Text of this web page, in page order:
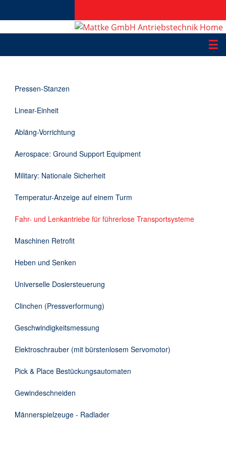
☰
Applikationen
Informationen
Downloads
Kontakt
Pressen-Stanzen
Linear-Einheit
Abläng-Vorrichtung
Aerospace: Ground Support Equipment
Military: Nationale Sicherheit
Temperatur-Anzeige auf einem Turm
Fahr- und Lenkantriebe für führerlose Transportsysteme
Maschinen Retrofit
Heben und Senken
Universelle Dosiersteuerung
Clinchen (Pressverformung)
Geschwindigkeitsmessung
Elektroschrauber (mit bürstenlosem Servomotor)
Pick & Place Bestückungsautomaten
Gewindeschneiden
Männerspielzeuge - Radlader